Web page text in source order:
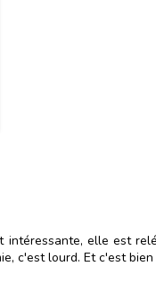
elle est
c'est lourd. Et c'est bien